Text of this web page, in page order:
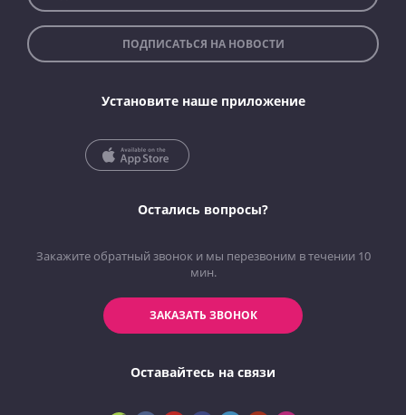
ПОДПИСАТЬСЯ НА НОВОСТИ
Установите наше приложение
Остались вопросы?
Закажите обратный звонок и мы перезвоним в течении 10
мин.
ЗАКАЗАТЬ ЗВОНОК
Оставайтесь на связи